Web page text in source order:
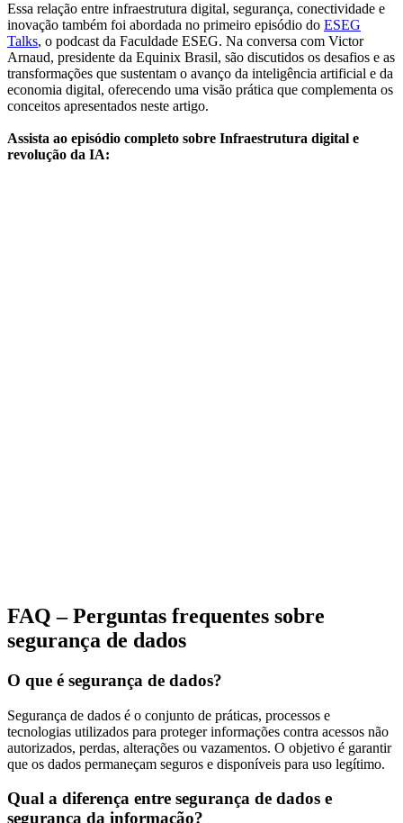
Essa relação entre infraestrutura digital, segurança, conectividade e
inovação também foi abordada no primeiro episódio do ESEG
Talks, o podcast da Faculdade ESEG. Na conversa com Victor
Arnaud, presidente da Equinix Brasil, são discutidos os desafios e as
transformações que sustentam o avanço da inteligência artificial e da
economia digital, oferecendo uma visão prática que complementa os
conceitos apresentados neste artigo.
Assista ao episódio completo sobre Infraestrutura digital e
revolução da IA:
FAQ – Perguntas frequentes sobre
segurança de dados
O que é segurança de dados?
Segurança de dados é o conjunto de práticas, processos e
tecnologias utilizados para proteger informações contra acessos não
autorizados, perdas, alterações ou vazamentos. O objetivo é garantir
que os dados permaneçam seguros e disponíveis para uso legítimo.
Qual a diferença entre segurança de dados e
segurança da informação?